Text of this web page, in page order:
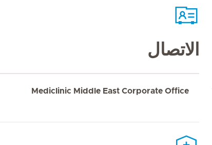
الاتصال
Mediclinic Middle East Corporate Office